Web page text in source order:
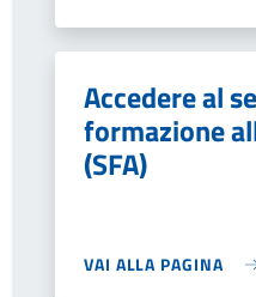
Accedere al
formazione
(SFA)
VAI ALLA PAGINA